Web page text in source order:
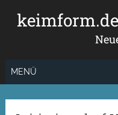
Inhaltkeimform.de
MENÜ